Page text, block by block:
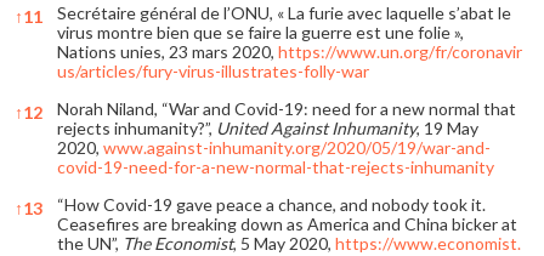
↑11
Secrétaire général de l’ONU, « La furie avec laquelle s’abat le
virus montre bien que se faire la guerre est une folie »,
Nations unies, 23 mars 2020, https://www.un.org/fr/coronavir
us/articles/fury-virus-illustrates-folly-war
↑12
Norah Niland, “War and Covid-19: need for a new normal that
rejects inhumanity?”, United AgainstInhumanity, 19 May
2020, www.against-inhumanity.org/2020/05/19/war-and-
covid-19-need-for-a-new-normal-that-rejects-inhumanity
↑13
“How Covid-19 gave peace a chance, and nobody took it.
Ceasefires are breaking down as America and China bicker at
the UN”, The Economist, 5 May 2020, https://www.economist.